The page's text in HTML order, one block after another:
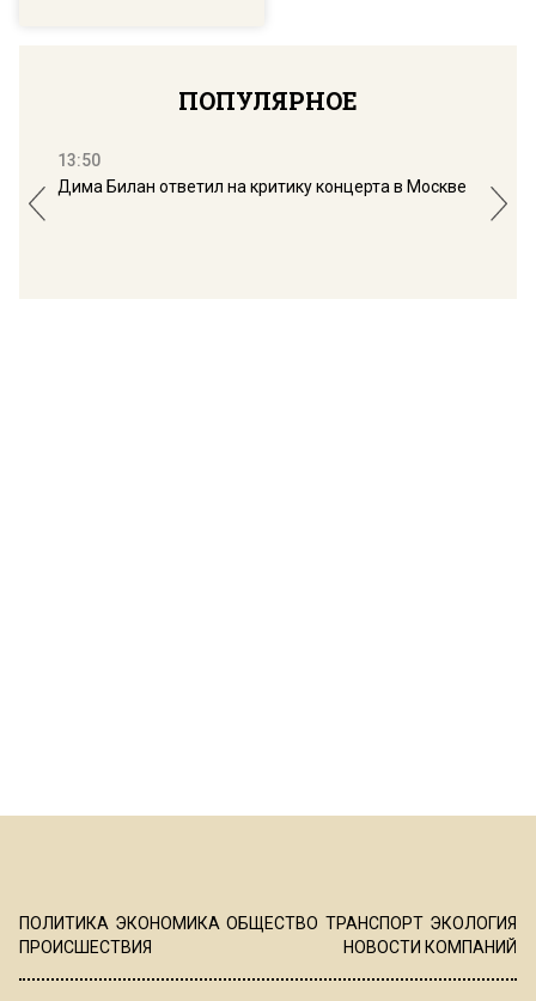
ПОПУЛЯРНОЕ
13:50
Дима Билан ответил на критику концерта в Москве
ПОЛИТИКА ЭКОНОМИКА ОБЩЕСТВО ТРАНСПОРТ ЭКОЛОГИЯ
ПРОИСШЕСТВИЯ
НОВОСТИ КОМПАНИЙ